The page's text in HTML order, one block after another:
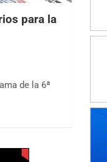
para la
de la 6ª